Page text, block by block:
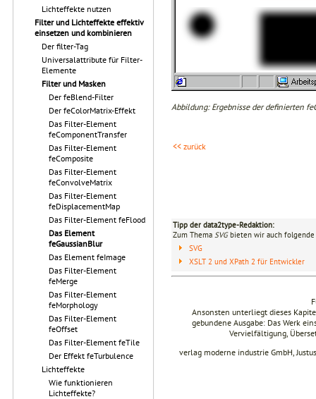
Lichteffekte nutzen
Filter und Lichteffekte effektiv
einsetzen und kombinieren
Der filter-Tag
Universalattribute für Filter-
Elemente
Filter und Masken
Der feBlend-Filter
Der feColorMatrix-Effekt
Das Filter-Element
feComponentTransfer
Das Filter-Element
feComposite
Das Filter-Element
feConvolveMatrix
Das Filter-Element
feDisplacementMap
Das Filter-Element feFlood
Das Element
feGaussianBlur
Das Element feImage
Das Filter-Element
feMerge
Das Filter-Element
feMorphology
Das Filter-Element
feOffset
Das Filter-Element feTile
Der Effekt feTurbulence
Lichteffekte
Wie funktionieren
Lichteffekte?
Abbildung: Ergebnisse der definierten
<< zurück
Tipp der data2type-Redaktion:
Zum Thema SVGbieten wir auch folgende
SVG
XSLT 2 und XPath 2 für Entwickler
Ansonsten unterliegt dieses
gebundene Ausgabe: Das Werk
Vervielfältigung,
verlag moderne industrie GmbH,